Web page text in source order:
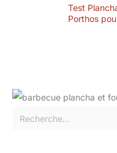
Test
Porthos